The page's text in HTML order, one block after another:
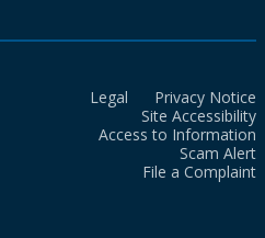
Legal
Privacy Notice
Site Accessibility
Access to Information
Scam Alert
File a Complaint